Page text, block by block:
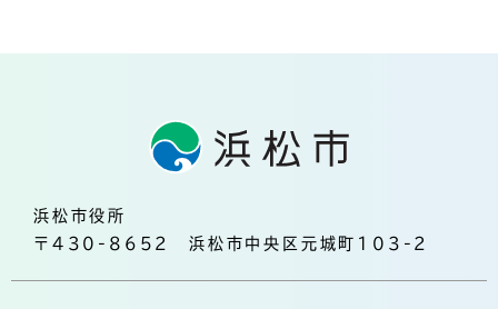
浜松市役所
〒430-8652 浜松市中央区元城町103-2